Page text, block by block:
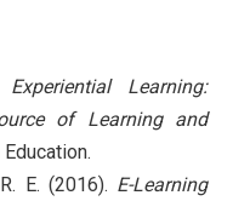
Experiential Learning:
of Learning and
E. (2016). E-Learning